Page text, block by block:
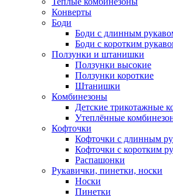
Конверты
Боди
Боди с длинным
Боди с коротким
Ползунки и штанишки
Ползунки высокие
Ползунки короткие
Штанишки
Комбинезоны
Детские трикотажные
Утеплённые
Кофточки
Кофточки с длинным
Кофточки с коротким
Распашонки
Рукавички, пинетки, носки
Носки
Пинетки